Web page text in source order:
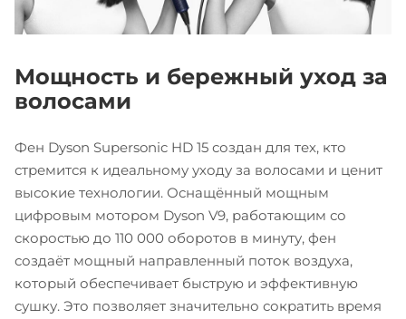
Мощность и бережный уход за
волосами
Фен Dyson Supersonic HD 15 создан для тех, кто
стремится к идеальному уходу за волосами и ценит
высокие технологии. Оснащённый мощным
цифровым мотором Dyson V9, работающим со
скоростью до 110 000 оборотов в минуту, фен
создаёт мощный направленный поток воздуха,
который обеспечивает быструю и эффективную
сушку. Это позволяет значительно сократить время